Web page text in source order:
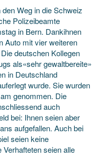
Weg in die Schweiz
Polizeibeamte
in Bern. Dankihnen
Auto mit vier weiteren
deutschen Kollegen
als«sehr gewaltbereite»
in Deutschland
wurde. Sie wurden
genommen. Die
auch
bei: Ihnen seien aber
aufgefallen. Auch bei
seien keine
seien alle